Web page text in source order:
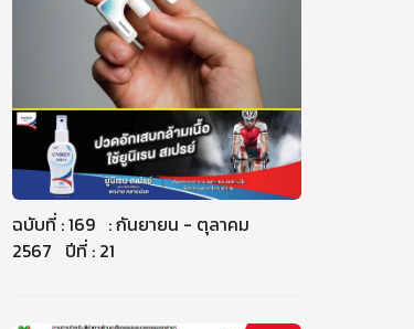
ฉบับที่ : 169 : กันยายน - ตุลาคม
2567 ปีที่ : 21